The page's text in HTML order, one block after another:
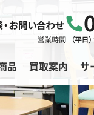
品 買取案内 サ